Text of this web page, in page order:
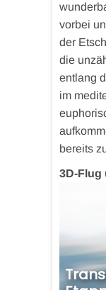
vorbei
der
die
entlang
im
bereits
3D-Flug